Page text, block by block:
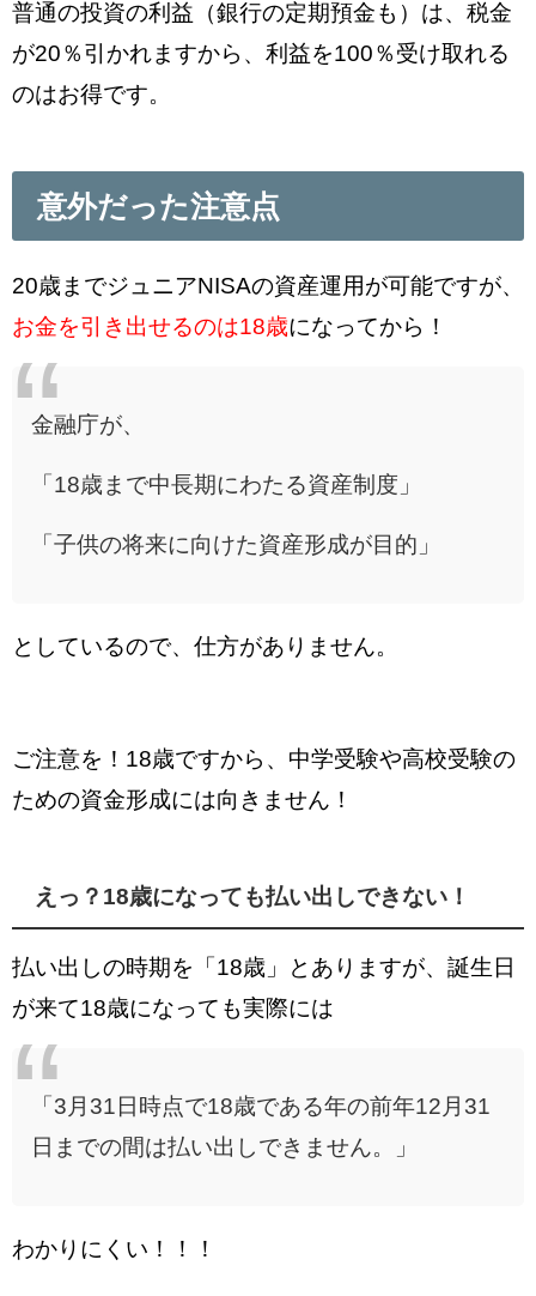
普通の投資の利益（銀行の定期預金も）は、税金
が20％引かれますから、利益を100％受け取れる
のはお得です。
意外だった注意点
20歳までジュニアNISAの資産運用が可能ですが、
お金を引き出せるのは18歳になってから！
金融庁が、
「18歳まで中長期にわたる資産制度」
「子供の将来に向けた資産形成が目的」
としているので、仕方がありません。
ご注意を！ 18歳ですから、中学受験や高校受験の
ための資金形成には向きません！
えっ？18歳になっても払い出しできない！
払い出しの時期を「18歳」とありますが、 誕生日
が来て18歳になっても実際には
「3月31日時点で18歳である年の前年12月31
日までの間は払い出しできません。」
わかりにくい！！！